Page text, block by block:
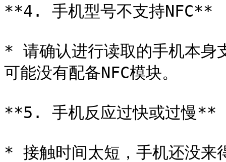
**4. 手机型号不支持NFC**
* 请确认进行读取的手机本身
可能没有配备NFC模块。
**5. 手机反应过快或过慢**
* 接触时间太短，手机还没来